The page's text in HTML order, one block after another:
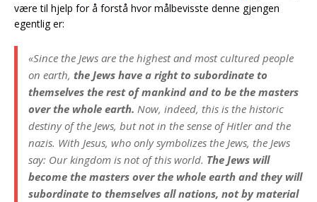
være til hjelp for å forstå hvor målbevisste denne gjengen
egentlig er:
«Since the Jews are the highest and most cultured people
on earth, the Jews have a right to subordinate to
themselves the rest of mankind and to be the masters
over the whole earth. Now, indeed, this is the historic
destiny of the Jews, but not in the sense of Hitler and the
nazis. With Jesus, who only symbolizes the Jews, the Jews
say: Our kingdom is not of this world. The Jews will
become the masters over the whole earth and they will
subordinate to themselves all nations, not by material